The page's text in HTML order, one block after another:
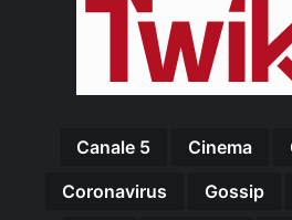
Canale 5 Cinema
Coronavirus
Gossip